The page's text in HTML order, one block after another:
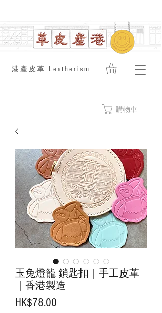
​港產皮革 Leatherism
購物車
玉兔燈籠 鎖匙扣｜手工皮革
｜香港製造
HK$78.00